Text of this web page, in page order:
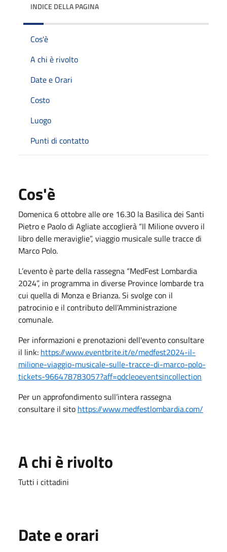
INDICE DELLA PAGINA
Cos'è
A chi è rivolto
Date e Orari
Costo
Luogo
Punti di contatto
Cos'è
Domenica 6 ottobre alle ore 16.30 la Basilica dei Santi
Pietro e Paolo di Agliate accoglierà “Il Milione ovvero il
libro delle meraviglie”, viaggio musicale sulle tracce di
Marco Polo.
L’evento è parte della rassegna “MedFest Lombardia
2024”, in programma in diverse Province lombarde tra
cui quella di Monza e Brianza. Si svolge con il
patrocinio e il contributo dell’Amministrazione
comunale.
Per informazioni e prenotazioni dell'evento consultare
il link: https://www.eventbrite.it/e/medfest2024-il-
milione-viaggio-musicale-sulle-tracce-di-marco-polo-
tickets-966478783057?aff=odcleoeventsincollection
Per un approfondimento sull’intera rassegna
consultare il sito https://www.medfestlombardia.com/
A chi è rivolto
Tutti i cittadini
Date e orari